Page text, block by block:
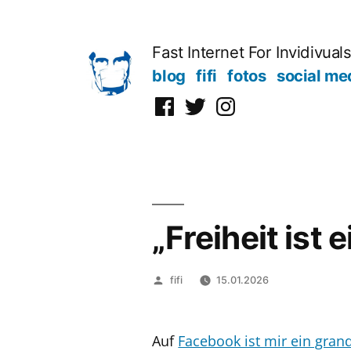
Fast Internet For Invidivuals
blog fifi fotos social
FacebookTwitterInstagram
„Freiheit ist
Veröffentlicht
fifi 15.01.2026
Auf Facebook ist mir ein